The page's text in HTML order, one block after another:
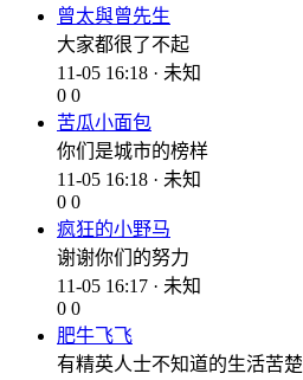
曾太與曾先生
大家都很了不起
11-05 16:18 · 未知
0 0
苦瓜小面包
你们是城市的榜样
11-05 16:18 · 未知
0 0
疯狂的小野马
谢谢你们的努力
11-05 16:17 · 未知
0 0
肥牛飞飞
有精英人士不知道的生活苦楚